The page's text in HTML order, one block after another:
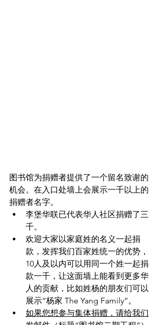
图书馆为捐赠者提供了一个留名致谢的
机会。在入口处墙上会展示一千以上的
捐赠者名字。
李堡华联已代表华人社区捐赠了三
千。
欢迎大家以家庭姓的名义一起捐
款，发挥我们百家姓统一的优势，
10人及以内可以用同一个姓一起捐
款一千，让这面墙上能看到更多华
人的贡献，比如姓杨的朋友们可以
展示“杨家 The Yang Family”。
如果您想参与集体捐赠，请给我们